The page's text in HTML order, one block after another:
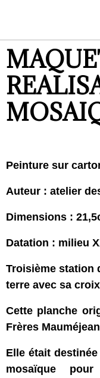
Peinture sur
Auteur : atelier
Dimensions :
Datation : milieu
Troisième station
terre avec sa
Cette planche
Frères
Elle était
mosaïque